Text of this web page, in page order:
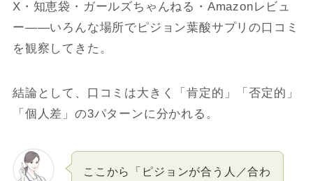
X・知恵袋・ガールズちゃんねる・Amazonレビュ
ー――いろんな場所でピジョン葉酸サプリの口コミ
を観察してきた。
結論として、口コミは大きく「肯定的」「否定的」
「個人差」の3パターンに分かれる。
ここから「ピジョンが合う人／合わ